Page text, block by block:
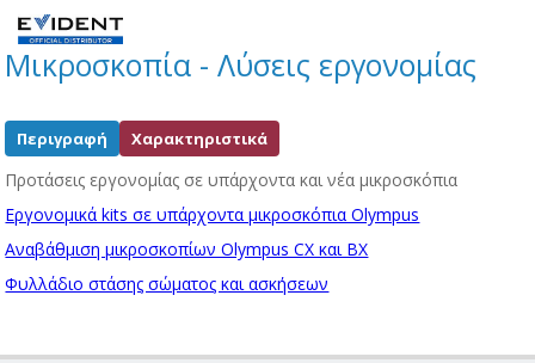
Μικροσκοπία - Λύσεις εργονομίας
Περιγραφή Χαρακτηριστικά
Προτάσεις εργονομίας σε υπάρχοντα και νέα μικροσκόπια
Εργονομικά kits σε υπάρχοντα μικροσκόπια Olympus
Αναβάθμιση μικροσκοπίων Olympus CX και BX
Φυλλάδιο στάσης σώματος και ασκήσεων